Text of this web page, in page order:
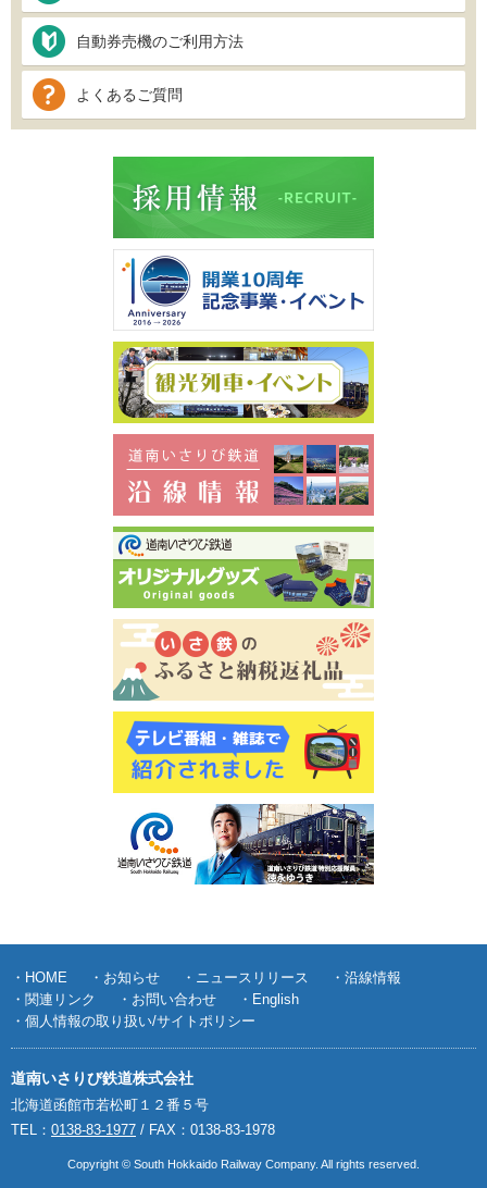
自動券売機のご利用方法
よくあるご質問
・HOME ・お知らせ ・ニュースリリース
・沿線情報
・関連リンク
・お問い合わせ
・English
・個人情報の取り扱い/サイトポリシー
道南いさりび鉄道株式会社
北海道函館市若松町１２番５号
TEL： 0138-83-1977 / FAX：0138-83-1978
Copyright © South Hokkaido Railway Company. All rights reserved.